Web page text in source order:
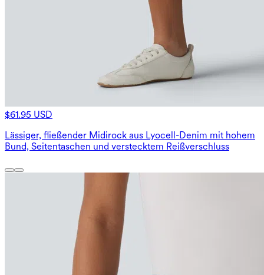
$61.95 USD
Lässiger, fließender Midirock aus Lyocell-Denim mit hohem
Bund, Seitentaschen und verstecktem Reißverschluss